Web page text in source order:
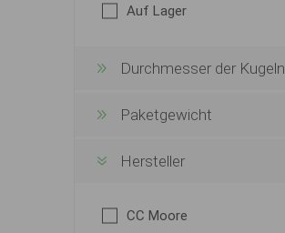
Auf Lager
Durchmesser der Kugeln
Paketgewicht
Hersteller
CC Moore